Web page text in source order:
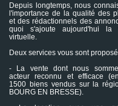
Depuis longtemps, nous
l'importance de la qualité des
et des rédactionnels des
quoi s'ajoute aujourd'hui la
virtuelle.
Deux services vous sont
- La vente dont nous
acteur reconnu et efficace
1500 biens vendus sur la
BOURG EN BRESSE).